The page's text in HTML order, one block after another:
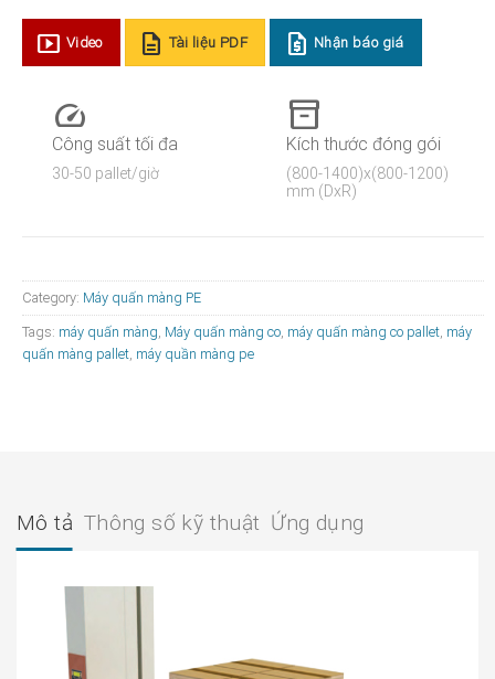
smart_display Video description Tài liệu PDF request_quote Nhận báo giá
speed
Công suất tối đa
30-50 pallet/giờ
inventory_2
Kích thước đóng gói
(800-1400)x(800-1200)
mm (DxR)
Category: Máy quấn màng PE
Tags: máy quấn màng, Máy quấn màng co, máy quấn màng co pallet, máy
quấn màng pallet, máy quần màng pe
Mô tả Thông số kỹ thuật Ứng dụng